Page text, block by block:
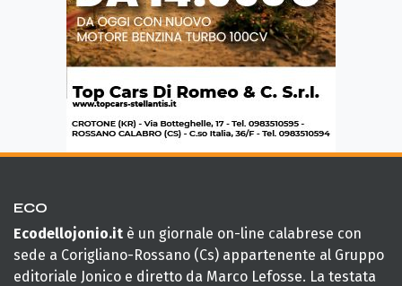
ECO
Ecodellojonio.it è un giornale on-line calabrese con
sede a Corigliano-Rossano (Cs) appartenente al Gruppo
editoriale Jonico e diretto da Marco Lefosse. La testata